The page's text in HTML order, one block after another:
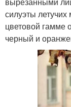
силуэты
цветовой гамме
черный и